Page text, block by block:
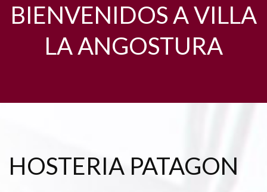
BIENVENIDOS A VILLA
LA ANGOSTURA
HOSTERIA PATAGON